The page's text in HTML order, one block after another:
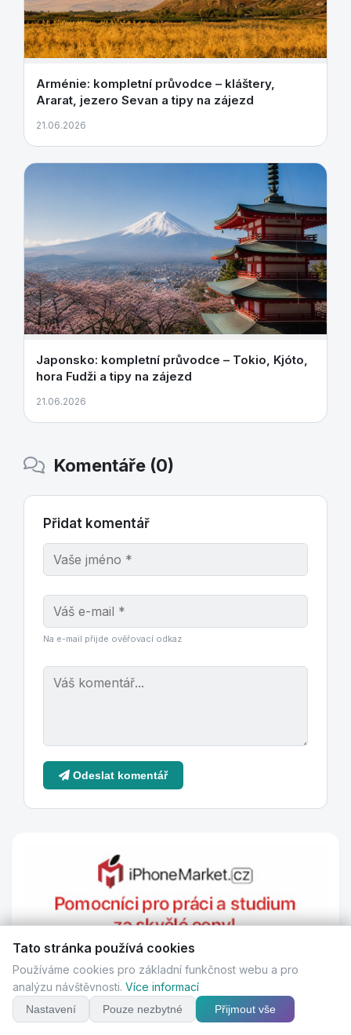
Arménie: kompletní průvodce – kláštery,
Ararat, jezero Sevan a tipy na zájezd
21.06.2026
Japonsko: kompletní průvodce – Tokio, Kjóto,
hora Fudži a tipy na zájezd
21.06.2026
Komentáře (0)
Přidat komentář
Na e-mail přijde ověřovací odkaz
Odeslat komentář
Tato stránka používá cookies
Používáme cookies pro základní funkčnost webu a pro
analýzu návštěvnosti. Více informací
Nastavení Pouze nezbytné Přijmout vše